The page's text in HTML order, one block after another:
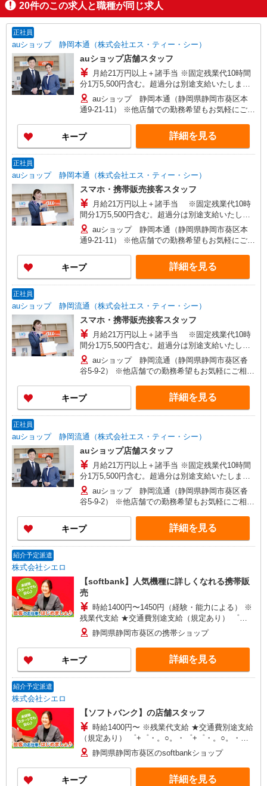
20件のこの求人と職種が同じ求人
正社員
auショップ 静岡本通（株式会社エス・ティー・シー）
auショップ店舗スタッフ
月給21万円以上＋諸手当 ※固定残業代10時間
分1万5,500円含む。超過分は別途支給いたしま
す。 【年収例】 年収400万円（月給25万円×12ヶ
月＋諸手当）/25歳 経験3年 年収440万円（月給
28万円×12ヶ月＋諸手当）/29歳店頭フロア責任
者 経験5年 年収480万円（月給31万円×12ヶ月
＋諸手当）/30歳店長職 経験5年
auショップ 静岡本通（静岡県静岡市葵区本
通9-21-11） ※他店舗での勤務希望もお気軽にご相
キープ 詳細を見る
正社員
auショップ 静岡本通（株式会社エス・ティー・シー）
スマホ・携帯販売接客スタッフ
月給21万円以上＋諸手当 ※固定残業代10時
間分1万5,500円含む。超過分は別途支給いたしま
す。 【年収例】 年収400万円（月給25万円×12ヶ
月＋諸手当）/25歳 経験3年 年収440万円（月給
28万円×12ヶ月＋諸手当）/29歳店頭フロア責任
者 経験5年 年収480万円（月給31万円×12ヶ月
＋諸手当）/30歳店長職 経験5年
auショップ 静岡本通（静岡県静岡市葵区本
通9-21-11） ※他店舗での勤務希望もお気軽にご相
キープ 詳細を見る
正社員
auショップ 静岡流通（株式会社エス・ティー・シー）
スマホ・携帯販売接客スタッフ
月給21万円以上＋諸手当 ※固定残業代10時
間分1万5,500円含む。超過分は別途支給いたしま
す。 【年収例】 年収400万円（月給25万円×12ヶ
月＋諸手当）/25歳 経験3年 年収440万円（月給
28万円×12ヶ月＋諸手当）/29歳店頭フロア責任
者 経験5年 年収480万円（月給31万円×12ヶ月
＋諸手当）/30歳店長職 経験5年
auショップ 静岡流通（静岡県静岡市葵区沓
谷5-9-2） ※他店舗での勤務希望もお気軽にご相談
キープ 詳細を見る
正社員
auショップ 静岡流通（株式会社エス・ティー・シー）
auショップ店舗スタッフ
月給21万円以上＋諸手当 ※固定残業代10時間
分1万5,500円含む。超過分は別途支給いたしま
す。 【年収例】 年収400万円（月給25万円×12ヶ
月＋諸手当）/25歳 経験3年 年収440万円（月給
28万円×12ヶ月＋諸手当）/29歳店頭フロア責任
者 経験5年 年収480万円（月給31万円×12ヶ月
＋諸手当）/30歳店長職 経験5年
auショップ 静岡流通（静岡県静岡市葵区沓
谷5-9-2） ※他店舗での勤務希望もお気軽にご相談
キープ 詳細を見る
紹介予定派遣
株式会社シエロ
【softbank】人気機種に詳しくなれる携帯販
売
時給1400円〜1450円（経験・能力による） ※
残業代支給 ★交通費別途支給（規定あり） ゜
+゜・。○。・゜+゜・。○。・゜+゜ 入社祝い金10
万円支給(規定有) お友達を紹介頂くと, インセンテ
ィブ支給(規定有) ★月2回払い・週払い可能（規程
有）★ ゜・。○。・゜+゜・。○。・゜+゜
静岡県静岡市葵区の携帯ショップ
キープ 詳細を見る
紹介予定派遣
株式会社シエロ
【ソフトバンク】の店舗スタッフ
時給1400円〜 ※残業代支給 ★交通費別途支給
（規定あり） ゜+゜・。○。・゜+゜・。○。・゜
+゜ 入社祝い金10万円支給(規定有) お友達を紹介
頂くと, インセンティブ支給(規定有) ★月2回払
い・週払い可能（規程有）★ ゜・。○。・゜
+゜・。○。・゜+゜
静岡県静岡市葵区のsoftbankショップ
キープ 詳細を見る